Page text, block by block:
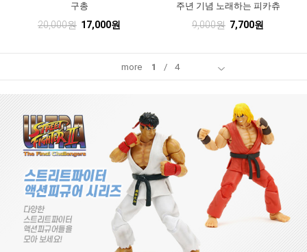
구총
20,000원 17,000원
주년 기념 노래하는 피카츄
9,000원 7,700원
more 1 / 4